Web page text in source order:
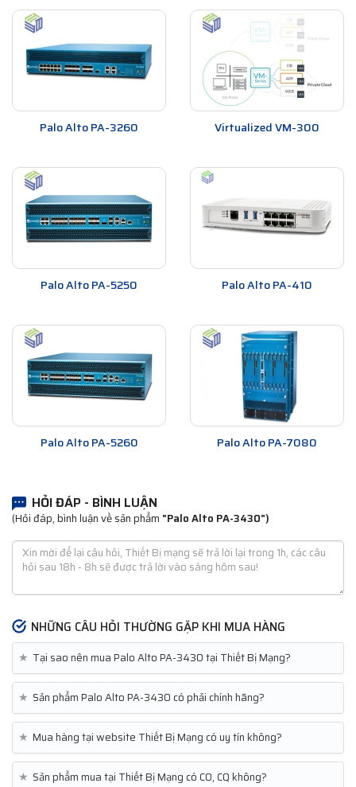
Palo Alto PA-3260 Virtualized VM-300
Palo Alto PA-5250 Palo Alto PA-410
Palo Alto PA-5260 Palo Alto PA-7080
HỎI ĐÁP - BÌNH LUẬN
(Hỏi đáp, bình luận về sản phẩm "Palo Alto PA-3430")
NHỮNG CÂU HỎI THƯỜNG GẶP KHI MUA HÀNG
★ Tại sao nên mua Palo Alto PA-3430 tại Thiết Bị Mạng?
★ Sản phẩm Palo Alto PA-3430 có phải chính hãng?
★ Mua hàng tại website Thiết Bị Mạng có uy tín không?
★ Sản phẩm mua tại Thiết Bị Mạng có CO, CQ không?